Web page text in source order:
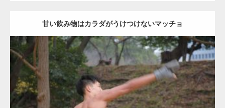
甘い飲み物はカラダがうけつけないマッチョ
Update:2021.07.8
Category: 公園のマッチョ その他 AKIHITO(細マッチョ) 背中